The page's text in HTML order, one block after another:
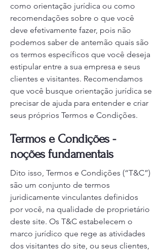
como orientação jurídica ou como
recomendações sobre o que você
deve efetivamente fazer, pois não
podemos saber de antemão quais são
os termos específicos que você deseja
estipular entre a sua empresa e seus
clientes e visitantes. Recomendamos
que você busque orientação jurídica se
precisar de ajuda para entender e criar
seus próprios Termos e Condições.
Termos e Condições -
noções fundamentais
Dito isso, Termos e Condições (“T&C”)
são um conjunto de termos
juridicamente vinculantes definidos
por você, na qualidade de proprietário
deste site. Os T&C estabelecem o
marco jurídico que rege as atividades
dos visitantes do site, ou seus clientes,